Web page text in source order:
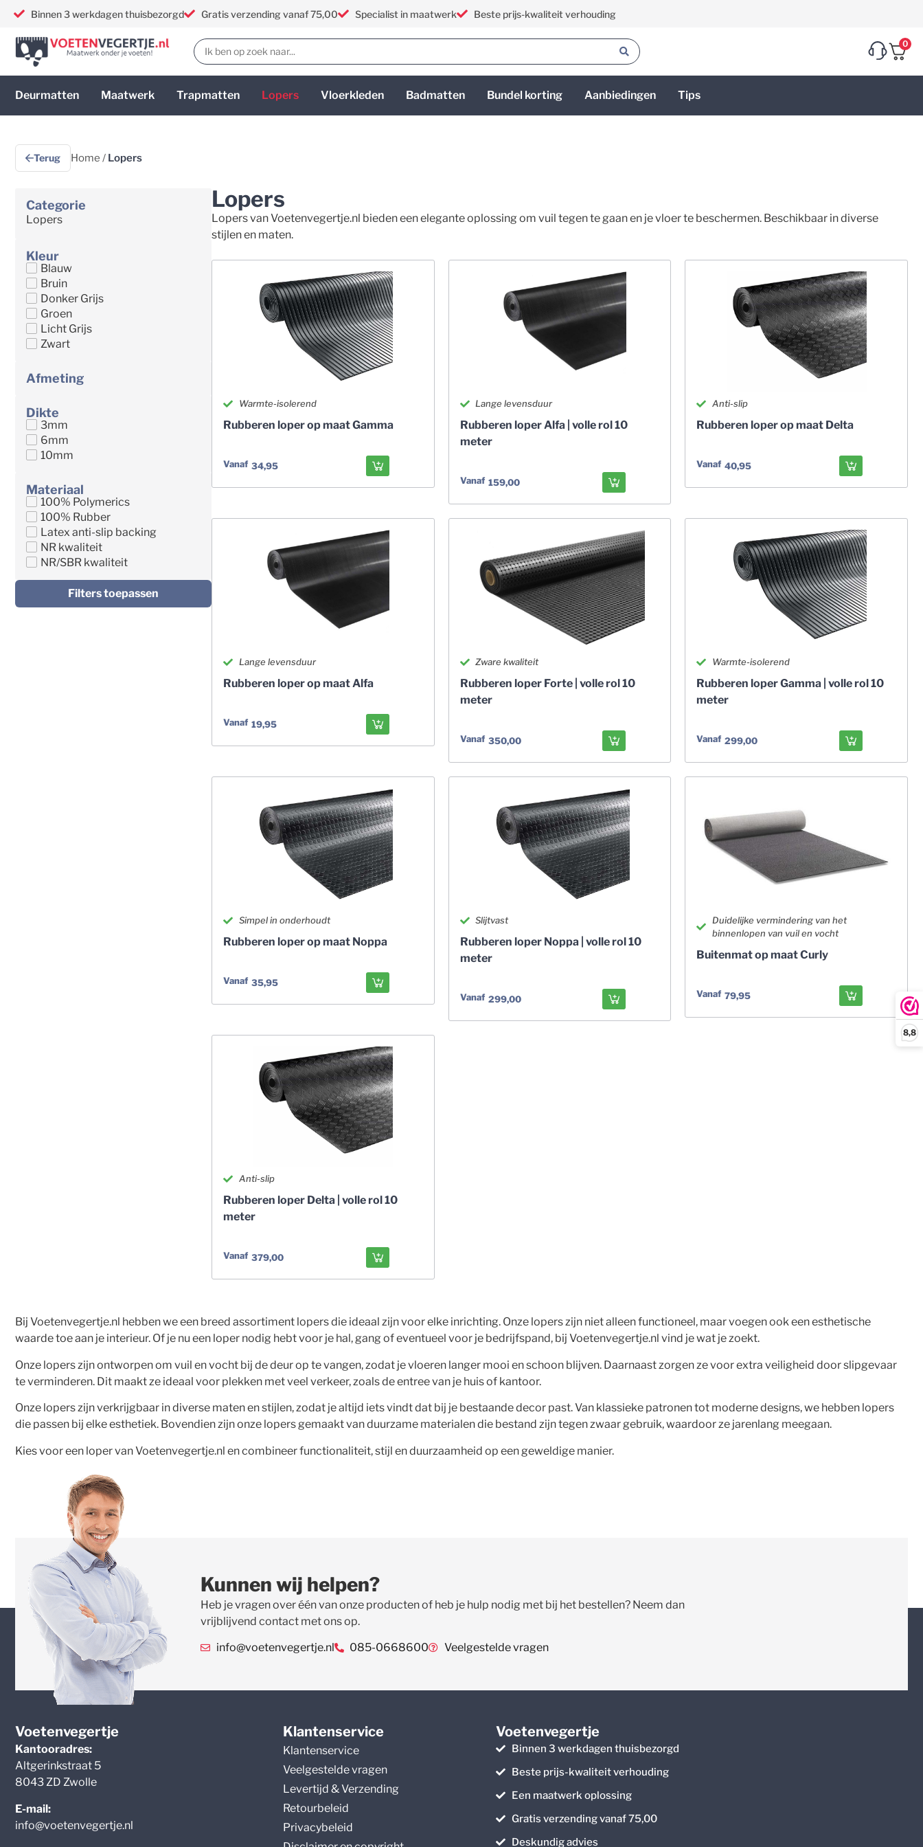
8,8
Binnen 3 werkdagen thuisbezorgd Gratis verzending vanaf 75,00 Specialist in maatwerk Beste prijs-kwaliteit verhouding
0
Deurmatten Maatwerk Trapmatten Lopers Vloerkleden Badmatten Bundel korting Aanbiedingen Tips
Terug Home / Lopers
Categorie
Lopers
Kleur
Blauw
Bruin
Donker Grijs
Groen
Licht Grijs
Zwart
Afmeting
Dikte
3mm
6mm
10mm
Materiaal
100% Polymerics
100% Rubber
Latex anti-slip backing
NR kwaliteit
NR/SBR kwaliteit
Filters toepassen
Lopers
Lopers van Voetenvegertje.nl bieden een elegante oplossing om vuil tegen te gaan en je vloer te beschermen. Beschikbaar in diverse
stijlen en maten.
Warmte-isolerend
Rubberen loper op maat Gamma
Vanaf 34,95
Lange levensduur
Rubberen loper Alfa | volle rol 10
meter
Vanaf 159,00
Anti-slip
Rubberen loper op maat Delta
Vanaf 40,95
Lange levensduur
Rubberen loper op maat Alfa
Vanaf 19,95
Zware kwaliteit
Rubberen loper Forte | volle rol 10
meter
Vanaf 350,00
Warmte-isolerend
Rubberen loper Gamma | volle rol 10
meter
Vanaf 299,00
Simpel in onderhoudt
Rubberen loper op maat Noppa
Vanaf 35,95
Slijtvast
Rubberen loper Noppa | volle rol 10
meter
Vanaf 299,00
Duidelijke vermindering van het
binnenlopen van vuil en vocht
Buitenmat op maat Curly
Vanaf 79,95
Anti-slip
Rubberen loper Delta | volle rol 10
meter
Vanaf 379,00
Bij Voetenvegertje.nl hebben we een breed assortiment lopers die ideaal zijn voor elke inrichting. Onze lopers zijn niet alleen functioneel, maar voegen ook een esthetische
waarde toe aan je interieur. Of je nu een loper nodig hebt voor je hal, gang of eventueel voor je bedrijfspand, bij Voetenvegertje.nl vind je wat je zoekt.
Onze lopers zijn ontworpen om vuil en vocht bij de deur op te vangen, zodat je vloeren langer mooi en schoon blijven. Daarnaast zorgen ze voor extra veiligheid door slipgevaar
te verminderen. Dit maakt ze ideaal voor plekken met veel verkeer, zoals de entree van je huis of kantoor.
Onze lopers zijn verkrijgbaar in diverse maten en stijlen, zodat je altijd iets vindt dat bij je bestaande decor past. Van klassieke patronen tot moderne designs, we hebben lopers
die passen bij elke esthetiek. Bovendien zijn onze lopers gemaakt van duurzame materialen die bestand zijn tegen zwaar gebruik, waardoor ze jarenlang meegaan.
Kies voor een loper van Voetenvegertje.nl en combineer functionaliteit, stijl en duurzaamheid op een geweldige manier.
Kunnen wij helpen?
Heb je vragen over één van onze producten of heb je hulp nodig met bij het bestellen? Neem dan
vrijblijvend contact met ons op.
info@voetenvegertje.nl 085-0668600 Veelgestelde vragen
Voetenvegertje
Kantooradres:
Altgerinkstraat 5
8043 ZD Zwolle
E-mail:
info@voetenvegertje.nl
Klantenservice
Klantenservice
Veelgestelde vragen
Levertijd & Verzending
Retourbeleid
Privacybeleid
Voetenvegertje
Binnen 3 werkdagen thuisbezorgd
Beste prijs-kwaliteit verhouding
Een maatwerk oplossing
Gratis verzending vanaf 75,00
Deskundig advies